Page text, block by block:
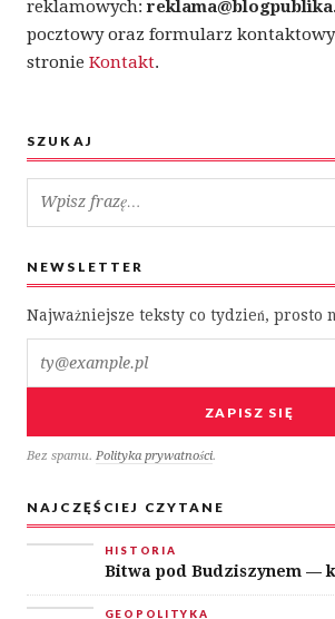
reklamowych:
pocztowy oraz formularz
stronie Kontakt.
Pasek boczny
SZUKAJ
Szukaj w serwisie
NEWSLETTER
Najważniejsze teksty co tydzień, prosto
ZAPISZ SIĘ
Bez spamu. Polityka prywatności.
NAJCZĘŚCIEJ CZYTANE
HISTORIA
Bitwa pod Budziszynem —
GEOPOLITYKA